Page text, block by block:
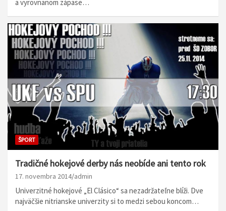
a vyrovnanom zápase…
ŠPORT
Tradičné hokejové derby nás neobíde ani tento rok
17. novembra 2014 admin
Univerzitné hokejové „El Clásico“ sa nezadržateľne blíži. Dve
najväčšie nitrianske univerzity si to medzi sebou koncom…